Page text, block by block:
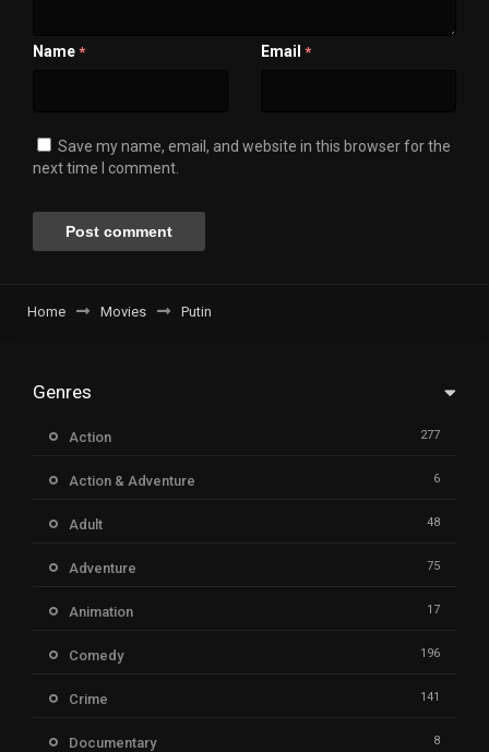
Name * Email *
Save my name, email, and website in this browser for the
next time I comment.
Home Movies Putin
Genres
Action 277
Action & Adventure 6
Adult 48
Adventure 75
Animation 17
Comedy 196
Crime 141
Documentary 8